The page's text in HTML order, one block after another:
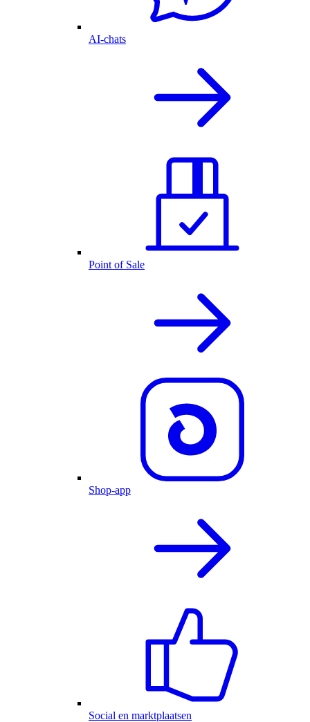
AI-chats
Point of Sale
Shop-app
Social en marktplaatsen